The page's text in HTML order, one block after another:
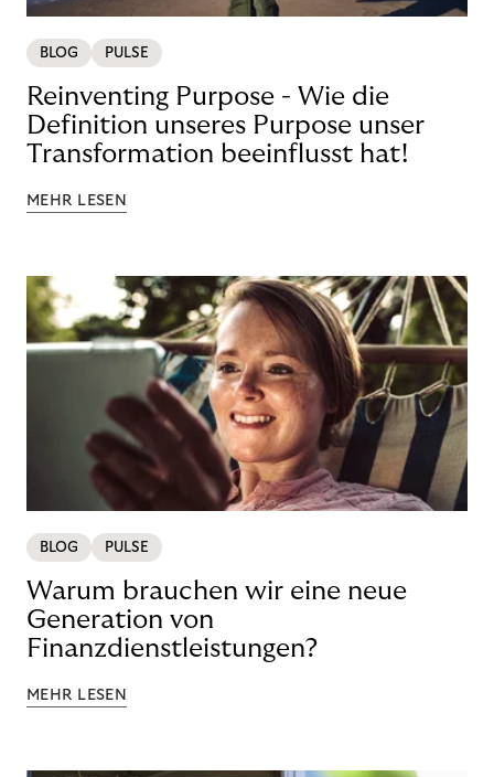
BLOG PULSE
Reinventing Purpose - Wie die
Definition unseres Purpose unser
Transformation beeinflusst hat!
MEHR LESEN
BLOG PULSE
Warum brauchen wir eine neue
Generation von
Finanzdienstleistungen?
MEHR LESEN